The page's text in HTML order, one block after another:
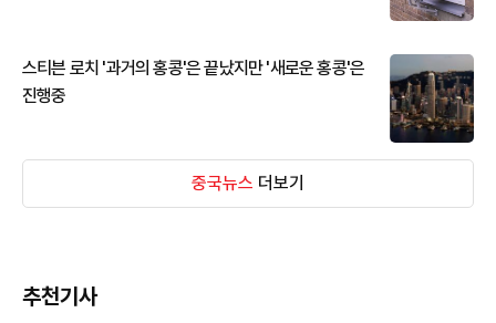
스티븐 로치 '과거의 홍콩'은 끝났지만 '새로운 홍콩'은
진행중
중국뉴스 더보기
추천기사